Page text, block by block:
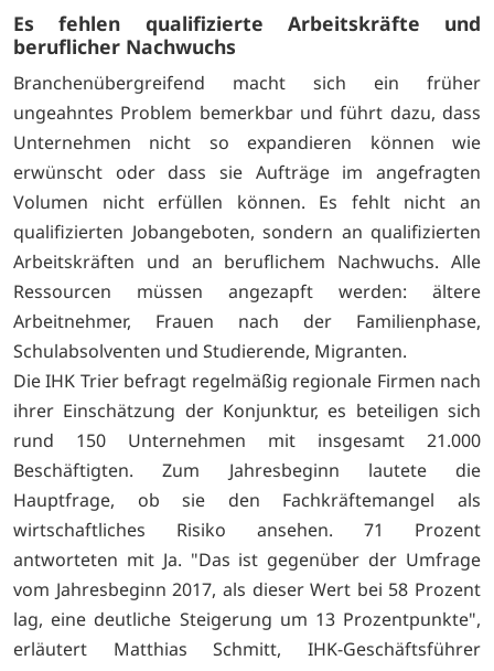
Es fehlen qualifizierte Arbeitskräfte und
beruflicher Nachwuchs
Branchenübergreifend macht sich ein früher
ungeahntes Problem bemerkbar und führt dazu, dass
Unternehmen nicht so expandieren können wie
erwünscht oder dass sie Aufträge im angefragten
Volumen nicht erfüllen können. Es fehlt nicht an
qualifizierten Jobangeboten, sondern an qualifizierten
Arbeitskräften und an beruflichem Nachwuchs. Alle
Ressourcen müssen angezapft werden: ältere
Arbeitnehmer, Frauen nach der Familienphase,
Schulabsolventen und Studierende, Migranten.
Die IHK Trier befragt regelmäßig regionale Firmen nach
ihrer Einschätzung der Konjunktur, es beteiligen sich
rund 150 Unternehmen mit insgesamt 21.000
Beschäftigten. Zum Jahresbeginn lautete die
Hauptfrage, ob sie den Fachkräftemangel als
wirtschaftliches Risiko ansehen. 71 Prozent
antworteten mit Ja. "Das ist gegenüber der Umfrage
vom Jahresbeginn 2017, als dieser Wert bei 58 Prozent
lag, eine deutliche Steigerung um 13 Prozentpunkte",
erläutert Matthias Schmitt, IHK-Geschäftsführer